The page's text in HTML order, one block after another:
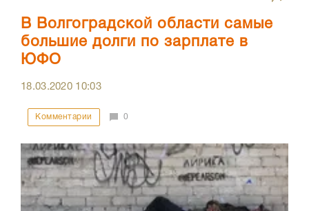
В Волгоградской области самые
большие долги по зарплате в
ЮФО
18.03.2020 10:03
Комментарии 0